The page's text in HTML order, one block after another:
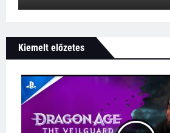
Kiemelt előzetes